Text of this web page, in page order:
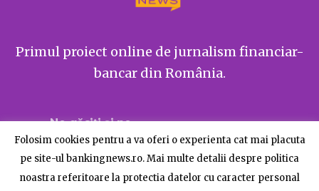
Primul proiect online de jurnalism financiar-
bancar din România.
Ne găsiți și pe
Folosim cookies pentru a va oferi o experienta cat mai placuta
pe site-ul bankingnews.ro. Mai multe detalii despre politica
noastra referitoare la protectia datelor cu caracter personal